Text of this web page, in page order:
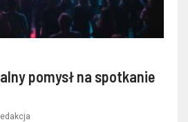
pomysł na spotkanie